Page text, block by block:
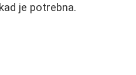
je potrebna.